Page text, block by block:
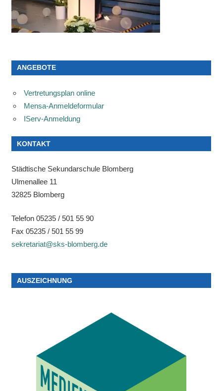
ANGEBOTE
Vertretungsplan online
Mensa-Anmeldeformular
IServ-Anmeldung
KONTAKT
Städtische Sekundarschule Blomberg
Ulmenallee 11
32825 Blomberg
Telefon 05235 / 501 55 90
Fax 05235 / 501 55 99
sekretariat@sks-blomberg.de
AUSZEICHNUNG